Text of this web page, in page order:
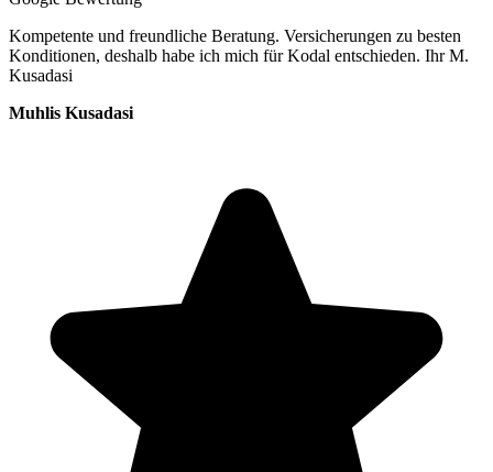
Kompetente und freundliche Beratung. Versicherungen zu besten
Konditionen, deshalb habe ich mich für Kodal entschieden. Ihr M.
Kusadasi
Muhlis Kusadasi